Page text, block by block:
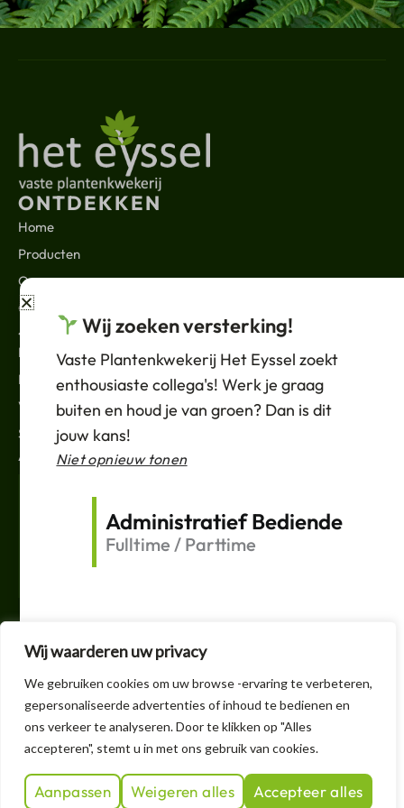
Wij waarderen uw privacy
We gebruiken cookies om uw browse -ervaring te verbeteren,
gepersonaliseerde advertenties of inhoud te bedienen en
ons verkeer te analyseren. Door te klikken op "Alles
accepteren", stemt u in met ons gebruik van cookies.
Aanpassen Weigeren alles Accepteer alles
312
'Cheju-do'
P9
6
Agapanthus 'Navy
Blue'
10
4450
Agastache 'Black
Adder'
3846
Agastache 'Blue
P9
'Alabaster'
288
Ajuga reptans
'Burgundy Glow'
709
Alcea rosea
'Charters Rosa'
ONTDEKKEN
Home
Producten
Over ons
Contact
JURIDISCH
Nieuws
Privacybeleid
Verkoopvoorwaarden
Support
ABONNEREN
Verzenden
e
b
o
o
k
f
t
t
r
k
e
i
n
i
n
t
a
g
r
a
+32 3 605 1150
info@handelskwekerijheteyssel.be
© 2026 by Het Eyssel
Wij zoeken versterking!
Vaste Plantenkwekerij Het Eyssel zoekt
enthousiaste collega's! Werk je graag
buiten en houd je van groen? Dan is dit
jouw kans!
Niet opnieuw tonen
Administratief Bediende
Fulltime / Parttime
1 2 3 4 5